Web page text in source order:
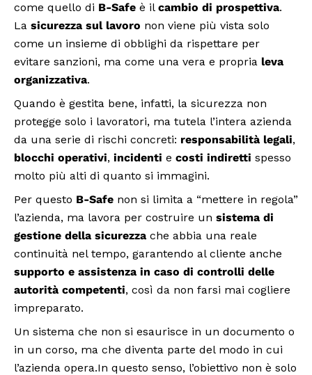
come quello di B-Safe è il cambio di prospettiva.
La sicurezza sul lavoro non viene più vista solo
come un insieme di obblighi da rispettare per
evitare sanzioni, ma come una vera e propria leva
organizzativa.
Quando è gestita bene, infatti, la sicurezza non
protegge solo i lavoratori, ma tutela l’intera azienda
da una serie di rischi concreti: responsabilità legali,
blocchi operativi, incidenti e costi indiretti spesso
molto più alti di quanto si immagini.
Per questo B-Safe non si limita a “mettere in regola”
l’azienda, ma lavora per costruire un sistema di
gestione della sicurezza che abbia una reale
continuità nel tempo, garantendo al cliente anche
supporto e assistenza in caso di controlli delle
autorità competenti, così da non farsi mai cogliere
impreparato.
Un sistema che non si esaurisce in un documento o
in un corso, ma che diventa parte del modo in cui
l’azienda opera.In questo senso, l’obiettivo non è solo